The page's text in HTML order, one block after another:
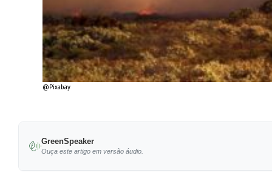
@Pixabay
GreenSpeaker
Ouça este artigo em versão áudio.